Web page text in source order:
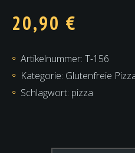
20,90 €
Artikelnummer: T-156
Kategorie: Glutenfreie
Schlagwort: pizza